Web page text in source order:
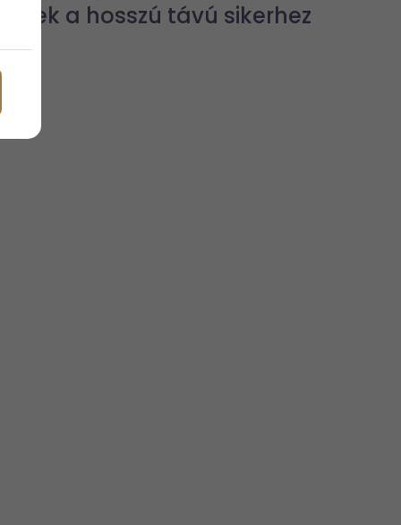
tippek a hosszú távú sikerhez